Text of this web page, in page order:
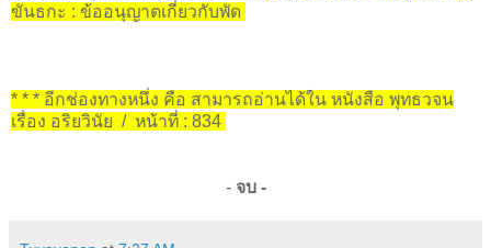
ขันธกะ : ข้ออนุญาตเกี่ยวกับพัด
* * * อีกช่องทางหนึ่ง คือ สามารถอ่านได้ใน หนังสือ พุทธวจน
เรื่อง อริยวินัย / หน้าที่ : 834
-จบ -